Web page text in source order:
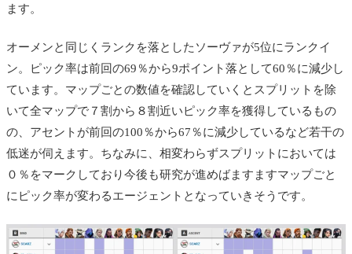
ます。
オーメンと同じくランクを落としたソーヴァが5位にランクイ
ン。ピック率は前回の69％から9ポイント落として60％に減少し
ています。マップごとの数値を確認していくとスプリットを除
いて全マップで７割から８割近いピック率を獲得しているもの
の、アセントが前回の100％から67％に減少しているなど若干の
低迷が伺えます。ちなみに、相変わらずスプリットにおいては
０％をマークしており今後も研究が進めばますますマップごと
にピック率が変わるエージェントとなっていきそうです。